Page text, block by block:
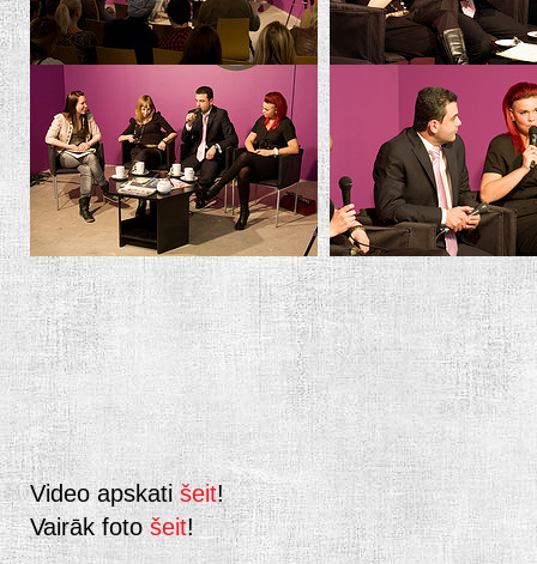
Video apskatišeit!
Vairāk fotošeit!